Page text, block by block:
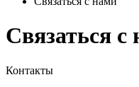
Связаться с
Контакты